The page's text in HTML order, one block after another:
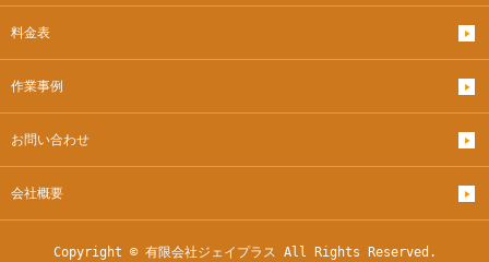
料金表
作業事例
お問い合わせ
会社概要
Copyright © 有限会社ジェイプラス All Rights Reserved.